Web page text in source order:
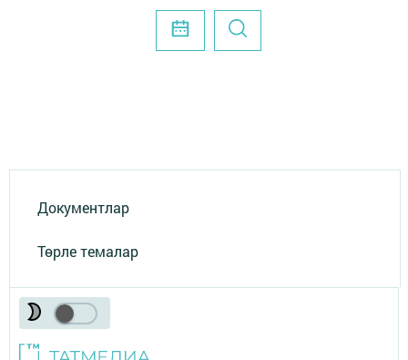
Документлар
Төрле темалар